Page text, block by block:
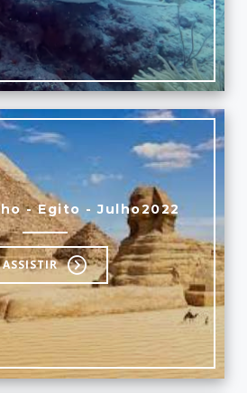
- Egito - Julho2022
ASSISTIR